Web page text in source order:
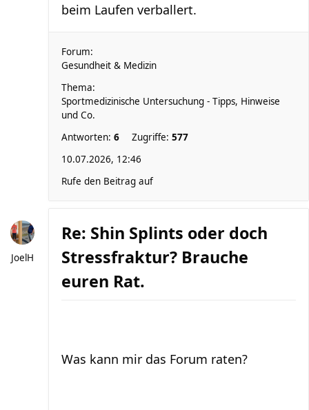
beim Laufen verballert.
Forum:
Gesundheit & Medizin
Thema:
Sportmedizinische Untersuchung - Tipps, Hinweise
und Co.
Antworten: 6 Zugriffe: 577
10.07.2026, 12:46
Rufe den Beitrag auf
JoelH
Re: Shin Splints oder doch
Stressfraktur? Brauche
euren Rat.
Was kann mir das Forum raten?